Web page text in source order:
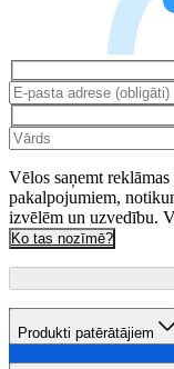
Vēlos saņemt
pakalpojumiem,
izvēlēm un uzvedību.
Ko tas nozīmē?
Produkti patērātājiem